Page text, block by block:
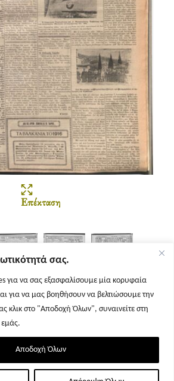
σας.
για να σας εξασφαλίσουμε μία κορυφαία
για να μας βοηθήσουν να βελτιώσουμε την
κλικ στο "Αποδοχή Όλων", συναινείτε στη
Αποδοχή Όλων
Επέκταση
Σελίδα 2 Σελίδα 3 Σελίδα 4